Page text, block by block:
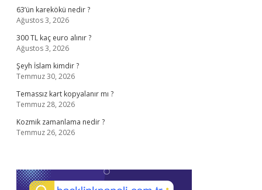
63’ün karekökü nedir ?
Ağustos 3, 2026
300 TL kaç euro alınır ?
Ağustos 3, 2026
Şeyh İslam kimdir ?
Temmuz 30, 2026
Temassız kart kopyalanır mı ?
Temmuz 28, 2026
Kozmik zamanlama nedir ?
Temmuz 26, 2026